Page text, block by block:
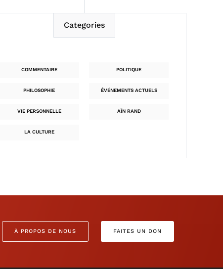
Categories
COMMENTAIRE POLITIQUE
PHILOSOPHIE ÉVÉNEMENTS ACTUELS
VIE PERSONNELLE AÏN RAND
LA CULTURE
À PROPOS DE NOUS FAITES UN DON